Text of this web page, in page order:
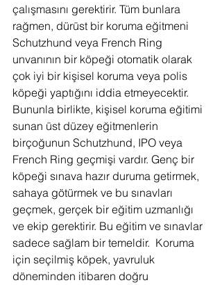
çalışmasını gerektirir. Tüm bunlara
rağmen, dürüst bir koruma eğitmeni
Schutzhund veya French Ring
unvanının bir köpeği otomatik olarak
çok iyi bir kişisel koruma veya polis
köpeği yaptığını iddia etmeyecektir.
Bununla birlikte, kişisel koruma eğitimi
sunan üst düzey eğitmenlerin
birçoğunun Schutzhund, IPO veya
French Ring geçmişi vardır. Genç bir
köpeği sınava hazır duruma getirmek,
sahaya götürmek ve bu sınavları
geçmek, gerçek bir eğitim uzmanlığı
ve ekip gerektirir. Bu eğitim ve sınavlar
sadece sağlam bir temeldir.  Koruma
için seçilmiş köpek, yavruluk
döneminden itibaren doğru